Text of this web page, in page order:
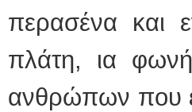
περασένα και
πλάτη, ια
ανθρώπων που